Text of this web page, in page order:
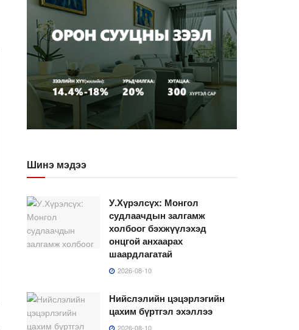
Шинэ мэдээ
У.Хүрэлсүх: Монгол
судлаачдын залгамж
холбоог бэхжүүлэхэд
онцгой анхаарах
шаардлагатай
2026-08-10
Нийслэлийн цэцэрлэгийн
цахим бүртгэл эхэллээ
2026-08-10